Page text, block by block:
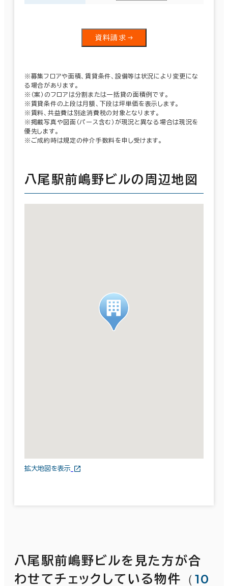
資料請求
※募集フロアや面積、賃貸条件、設備等は状況により変更にな
る場合があります。
※（案）のフロアは分割または一括貸の面積例です。
※賃貸条件の上段は月額、下段は坪単価を表示します。
※賃料、共益費は別途消費税の対象となります。
※掲載写真や図面（パース含む）が現況と異なる場合は現況を
優先します。
※ご成約時は規定の仲介手数料を申し受けます。
八尾駅前嶋野ビルの周辺地図
拡大地図を表示
八尾駅前嶋野ビルを見た方が合
わせてチェックしている物件
（ 10